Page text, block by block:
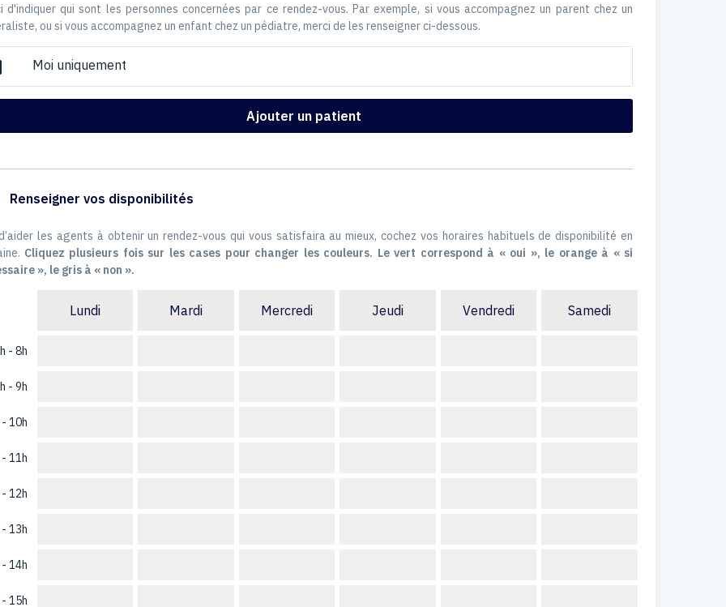
d'indiquer qui sont les personnes concernées par ce rendez-vous. Par exemple, si vous accompagnez un parent chez un
ou si vous accompagnez un enfant chez un pédiatre, merci de les renseigner ci-dessous.
Moi uniquement
Ajouter un patient
Renseigner vos disponibilités
les agents à obtenir un rendez-vous qui vous satisfaira au mieux, cochez vos horaires habituels de disponibilité en
Cliquez plusieurs fois sur les cases pour changer les couleurs. Le vert correspond à « oui », le orange à « si
», le gris à « non ».
- 8h
- 9h
10h
11h
12h
13h
14h
15h
Lundi Mardi Mercredi Jeudi Vendredi Samedi